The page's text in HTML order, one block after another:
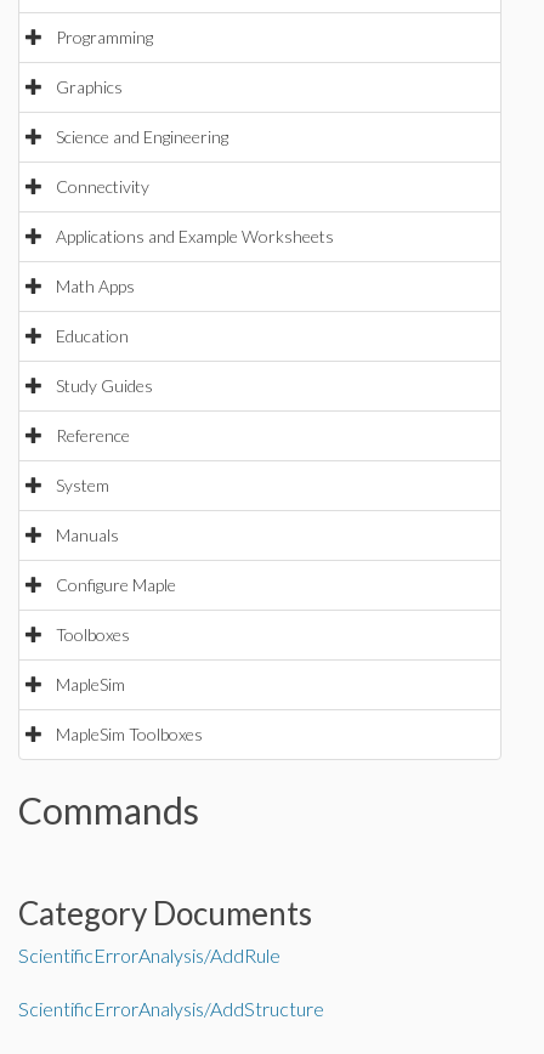
Programming
Graphics
Science and Engineering
Connectivity
Applications and Example Worksheets
Math Apps
Education
Study Guides
Reference
System
Manuals
Configure Maple
Toolboxes
MapleSim
MapleSim Toolboxes
Commands
Category Documents
ScientificErrorAnalysis/AddRule
ScientificErrorAnalysis/AddStructure